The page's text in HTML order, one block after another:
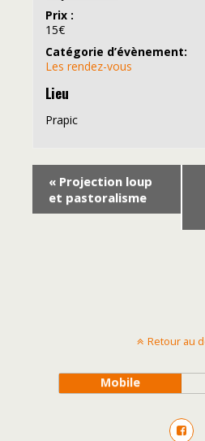
Prix :
15€
Catégorie d’évènement:
Les rendez-vous
Lieu
Prapic
« Projection loup
et pastoralisme
Retour au
Mobile